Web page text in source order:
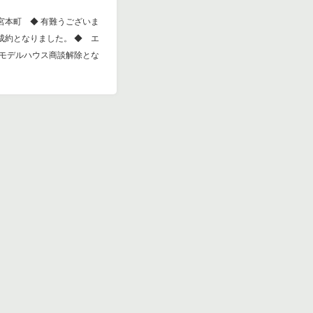
町 ◆ 有難うございま
約となりました。 ◆ エ
ルハウス商談解除とな